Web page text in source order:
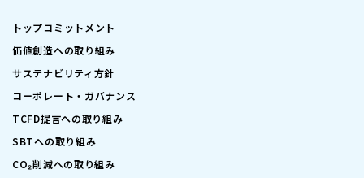
トップコミットメント
価値創造への取り組み
サステナビリティ方針
コーポレート・ガバナンス
TCFD提言への取り組み
SBTへの取り組み
CO₂削減への取り組み